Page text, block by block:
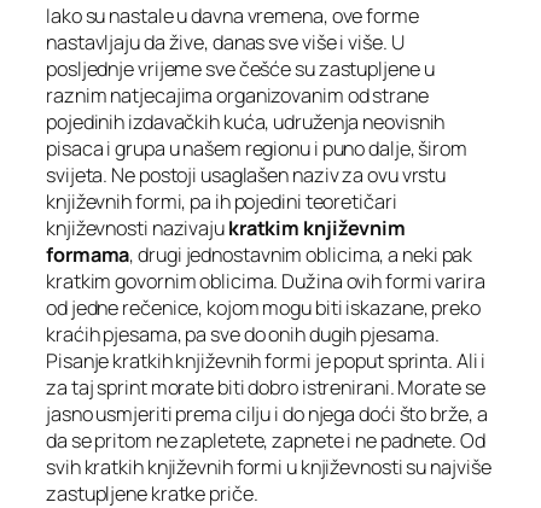
Iako su nastale u davna vremena, ove forme
nastavljaju da žive, danas sve više i više. U
posljednje vrijeme sve češće su zastupljene u
raznim natjecajima organizovanim od strane
pojedinih izdavačkih kuća, udruženja neovisnih
pisaca i grupa u našem regionu i puno dalje, širom
svijeta. Ne postoji usaglašen naziv za ovu vrstu
književnih formi, pa ih pojedini teoretičari
književnosti nazivajukratkim književnim
formama, drugi jednostavnim oblicima, a neki pak
kratkim govornim oblicima. Dužina ovih formi varira
od jedne rečenice, kojom mogu biti iskazane, preko
kraćih pjesama, pa sve do onih dugih pjesama.
Pisanje kratkih književnih formi je poput sprinta. Ali i
za taj sprint morate biti dobro istrenirani. Morate se
jasno usmjeriti prema cilju i do njega doći što brže, a
da se pritom ne zapletete, zapnete i ne padnete. Od
svih kratkih književnih formi u književnosti su najviše
zastupljene kratke priče.